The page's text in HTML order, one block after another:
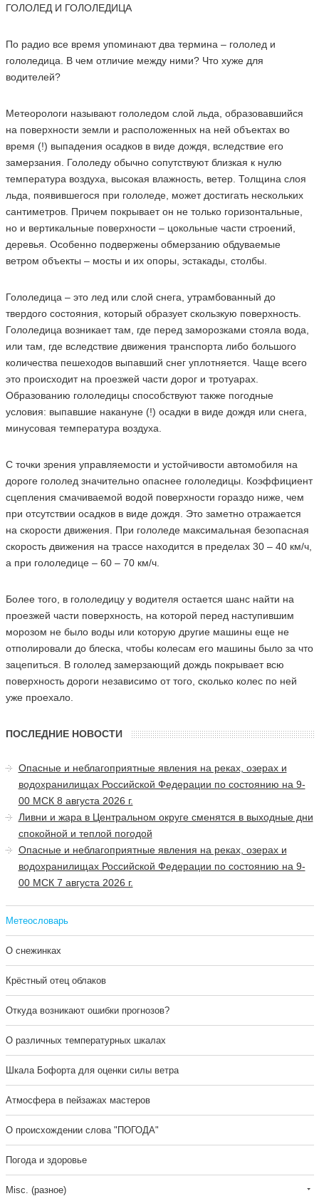
ГОЛОЛЕД И ГОЛОЛЕДИЦА
По радио все время упоминают два термина – гололед и
гололедица. В чем отличие между ними? Что хуже для
водителей?
Метеорологи называют гололедом слой льда, образовавшийся
на поверхности земли и расположенных на ней объектах во
время (!) выпадения осадков в виде дождя, вследствие его
замерзания. Гололеду обычно сопутствуют близкая к нулю
температура воздуха, высокая влажность, ветер. Толщина слоя
льда, появившегося при гололеде, может достигать нескольких
сантиметров. Причем покрывает он не только горизонтальные,
но и вертикальные поверхности – цокольные части строений,
деревья. Особенно подвержены обмерзанию обдуваемые
ветром объекты – мосты и их опоры, эстакады, столбы.
Гололедица – это лед или слой снега, утрамбованный до
твердого состояния, который образует скользкую поверхность.
Гололедица возникает там, где перед заморозками стояла вода,
или там, где вследствие движения транспорта либо большого
количества пешеходов выпавший снег уплотняется. Чаще всего
это происходит на проезжей части дорог и тротуарах.
Образованию гололедицы способствуют также погодные
условия: выпавшие накануне (!) осадки в виде дождя или снега,
минусовая температура воздуха.
С точки зрения управляемости и устойчивости автомобиля на
дороге гололед значительно опаснее гололедицы. Коэффициент
сцепления смачиваемой водой поверхности гораздо ниже, чем
при отсутствии осадков в виде дождя. Это заметно отражается
на скорости движения. При гололеде максимальная безопасная
скорость движения на трассе находится в пределах 30 – 40 км/ч,
а при гололедице – 60 – 70 км/ч.
Более того, в гололедицу у водителя остается шанс найти на
проезжей части поверхность, на которой перед наступившим
морозом не было воды или которую другие машины еще не
отполировали до блеска, чтобы колесам его машины было за что
зацепиться. В гололед замерзающий дождь покрывает всю
поверхность дороги независимо от того, сколько колес по ней
уже проехало.
ПОСЛЕДНИЕ НОВОСТИ
Опасные и неблагоприятные явления на реках, озерах и
водохранилищах Российской Федерации по состоянию на 9-
00 МСК 8 августа 2026 г.
Ливни и жара в Центральном округе сменятся в выходные дни
спокойной и теплой погодой
Опасные и неблагоприятные явления на реках, озерах и
водохранилищах Российской Федерации по состоянию на 9-
00 МСК 7 августа 2026 г.
Метеословарь
О снежинках
Крёстный отец облаков
Откуда возникают ошибки прогнозов?
О различных температурных шкалах
Шкала Бофорта для оценки силы ветра
Атмосфера в пейзажах мастеров
О происхождении слова "ПОГОДА"
Погода и здоровье
Misc. (разное)